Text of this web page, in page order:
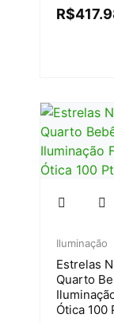
R$
Iluminação
Estrelas
Quarto
Ótica 100